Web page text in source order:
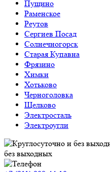
Пущино
Раменское
Реутов
Сергиев Посад
Солнечногорск
Старая Купавна
Фрязино
Химки
Хотьково
Черноголовка
Щелково
Электросталь
Электроугли
без выходных